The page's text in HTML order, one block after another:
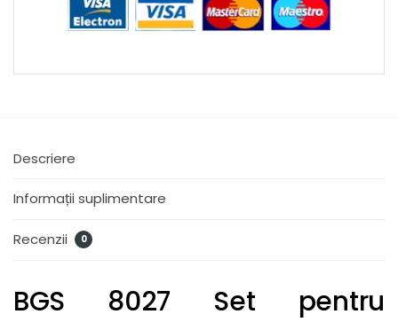
Descriere
Informații suplimentare
Recenzii 0
BGS 8027 Set pentru